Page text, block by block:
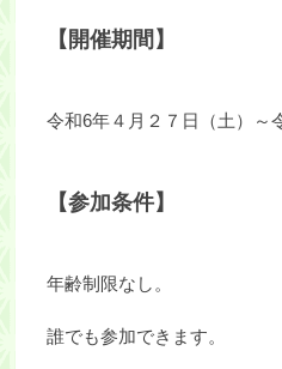
【開催期間】
令和6年４月２７日（土）～
【参加条件】
年齢制限なし。
誰でも参加できます。